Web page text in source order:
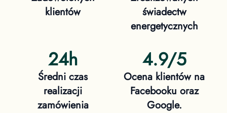
klientów
świadectw
energetycznych
24h
Średni czas
realizacji
zamówienia
4.9/5
Ocena klientów na
Facebooku oraz
Google.